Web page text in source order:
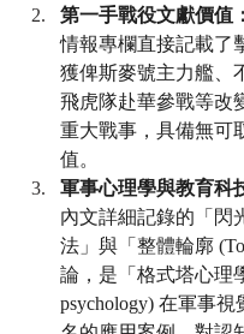
第一手戰役文獻價值：
情報專欄直接記載了
獲俾斯麥號主力艦、
飛虎隊赴華參戰等改
重大戰事，具備無可
值。
軍事心理學與教育科
內文詳細記錄的「閃
法」與「整體輪廓
論，是「格式塔心理
psychology) 在軍事